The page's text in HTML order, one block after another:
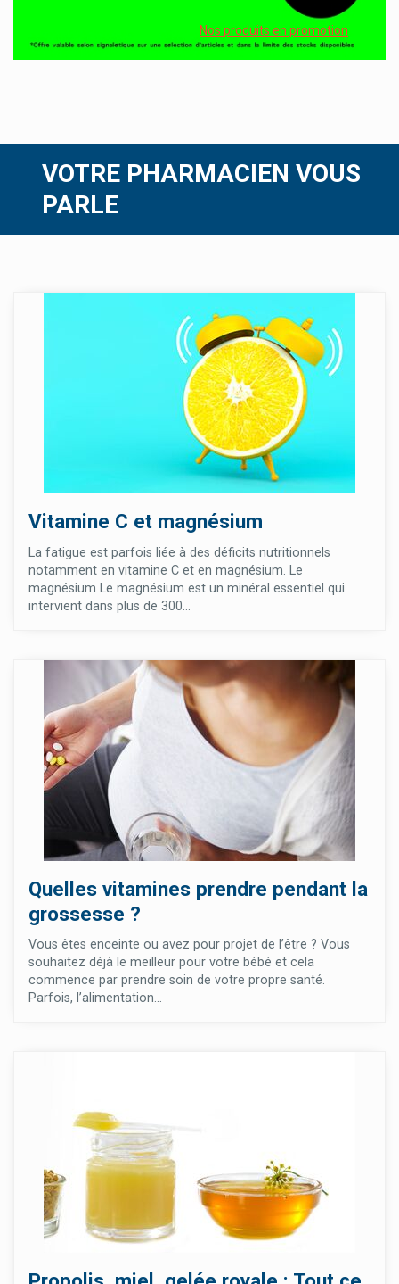
Nos produits en promotion
VOTRE PHARMACIEN VOUS
PARLE
Vitamine C et magnésium
La fatigue est parfois liée à des déficits nutritionnels
notamment en vitamine C et en magnésium. Le
magnésium Le magnésium est un minéral essentiel qui
intervient dans plus de 300...
Quelles vitamines prendre pendant la
grossesse ?
Vous êtes enceinte ou avez pour projet de l’être ? Vous
souhaitez déjà le meilleur pour votre bébé et cela
commence par prendre soin de votre propre santé.
Parfois, l’alimentation...